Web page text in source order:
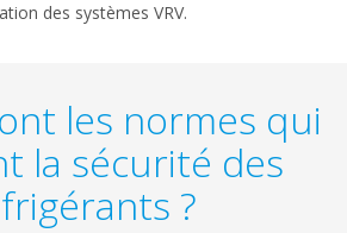
des systèmes VRV.
les normes qui
la sécurité des
?